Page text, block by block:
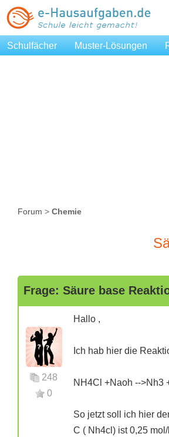
Schulfächer Muster-Lösungen
Forum > Chemie
Frage: Säure base
248
0
Hallo ,
Ich hab hier die
NH4Cl +Naoh -->Nh3
So jetzt soll ich hier
C ( Nh4cl) ist 0,25 mol/